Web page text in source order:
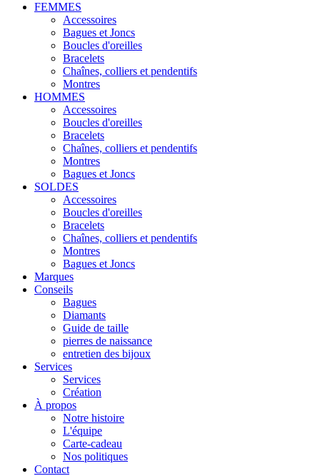
FEMMES
Accessoires
Bagues et Joncs
Boucles d'oreilles
Bracelets
Chaînes, colliers et pendentifs
Montres
HOMMES
Accessoires
Boucles d'oreilles
Bracelets
Chaînes, colliers et pendentifs
Montres
Bagues et Joncs
SOLDES
Accessoires
Boucles d'oreilles
Bracelets
Chaînes, colliers et pendentifs
Montres
Bagues et Joncs
Marques
Conseils
Bagues
Diamants
Guide de taille
pierres de naissance
entretien des bijoux
Services
Services
Création
À propos
Notre histoire
L'équipe
Carte-cadeau
Nos politiques
Contact